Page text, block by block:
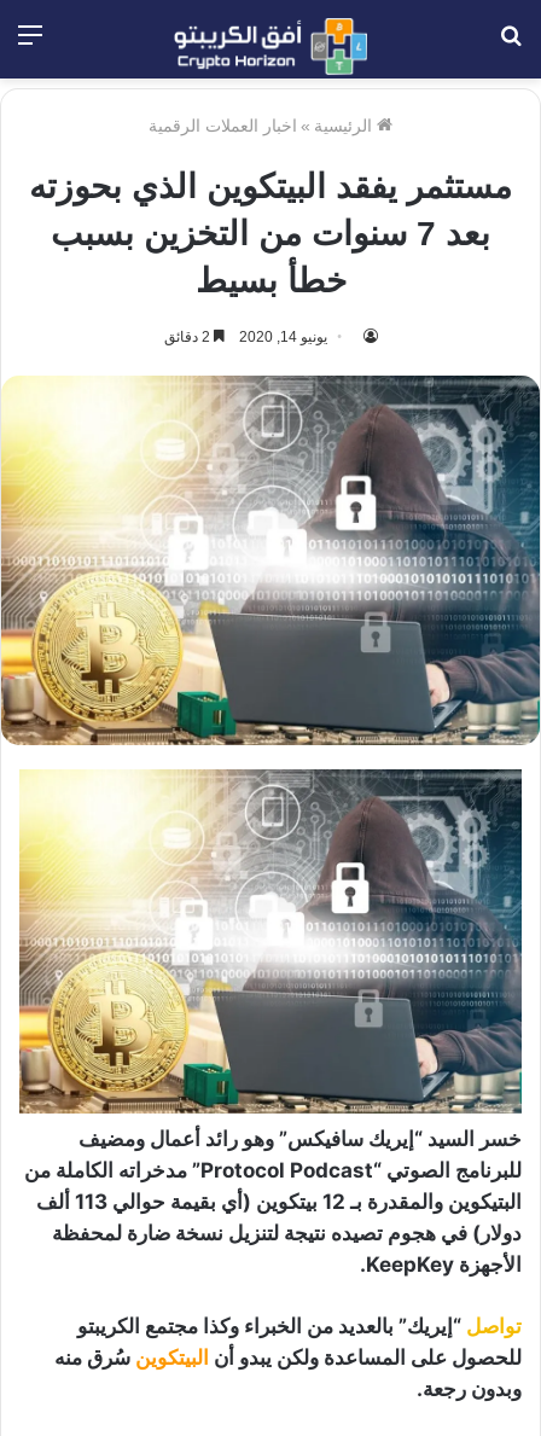
الرئيسية » اخبار العملات الرقمية
مستثمر يفقد البيتكوين الذي بحوزته
بعد 7 سنوات من التخزين بسبب
خطأ بسيط
يونيو 14, 2020
خسر السيد “إيريك سافيكس” وهو رائد أعمال ومضيف
للبرنامج الصوتي “Protocol Podcast” مدخراته الكاملة من
البتيكوين والمقدرة بـ 12 بيتكوين (أي بقيمة حوالي 113 ألف
دولار) في هجوم تصيده نتيجة لتنزيل نسخة ضارة لمحفظة
الأجهزة KeepKey.
تواصل “إيريك” بالعديد من الخبراء وكذا مجتمع الكريبتو
للحصول على المساعدة ولكن يبدو أن البيتكوين سُرق منه
وبدون رجعة.